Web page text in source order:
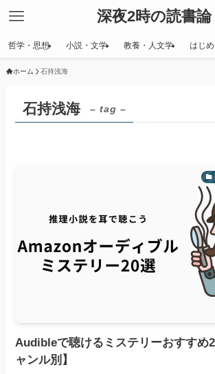
深夜2時の読書論
哲学・思想 小説・文学 教養・人文学 はじ
ホーム 石持浅海
石持浅海 – tag –
Audibleで聴けるミステリーおすすめ
ャンル別】